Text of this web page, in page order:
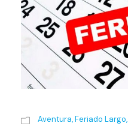
Aventura,Feriado Largo,